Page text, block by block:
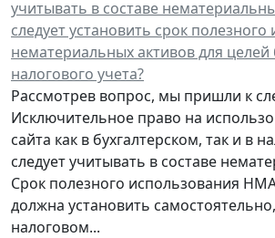
учитывать в составе
следует установить срок
нематериальных активов для целей
налогового учета?
Рассмотрев вопрос, мы пришли к
Исключительное право на
сайта как в бухгалтерском, так и в
следует учитывать в составе
Срок полезного использования
должна установить
налоговом...